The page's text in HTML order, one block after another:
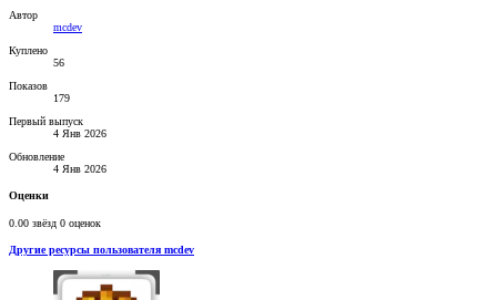
Автор
mcdev
Куплено
56
Показов
179
Первый выпуск
4 Янв 2026
Обновление
4 Янв 2026
Оценки
0.00 звёзд 0 оценок
Другие ресурсы пользователя mcdev